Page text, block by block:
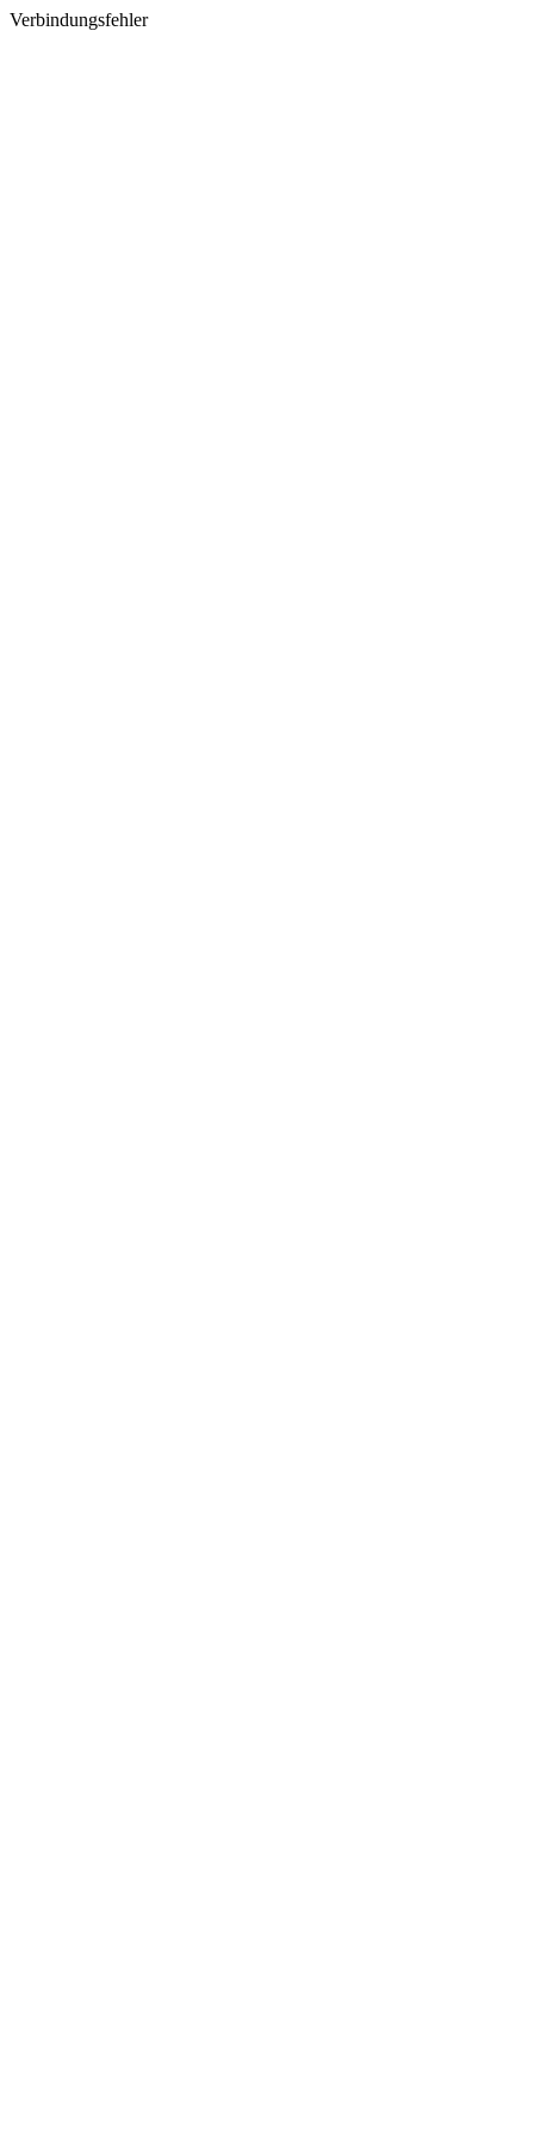
Verbindungsfehler